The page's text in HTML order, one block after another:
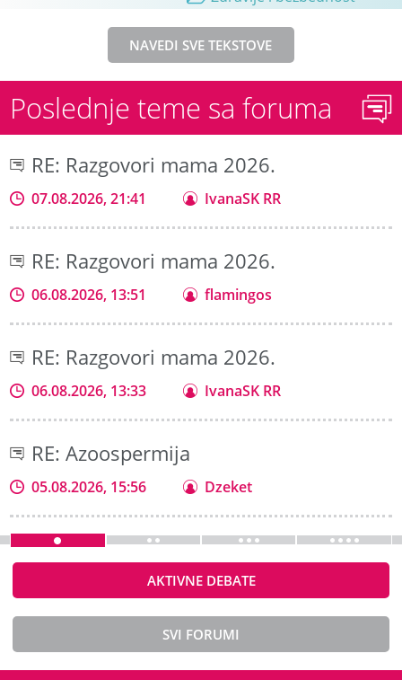
NAVEDI SVE TEKSTOVE
Poslednje teme sa foruma
RE: Razgovori mama 2026.
07.08.2026, 21:41 IvanaSK RR
RE: Razgovori mama 2026.
06.08.2026, 13:51 flamingos
RE: Razgovori mama 2026.
06.08.2026, 13:33 IvanaSK RR
RE: Azoospermija
05.08.2026, 15:56 Dzeket
AKTIVNE DEBATE
SVI FORUMI